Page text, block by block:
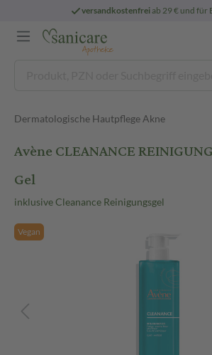
versandkostenfreiab 29 € und für
Dermatologische Hautpflege Akne
Avène CLEANANCE
Gel
inklusive Cleanance Reinigungsgel
Vegan